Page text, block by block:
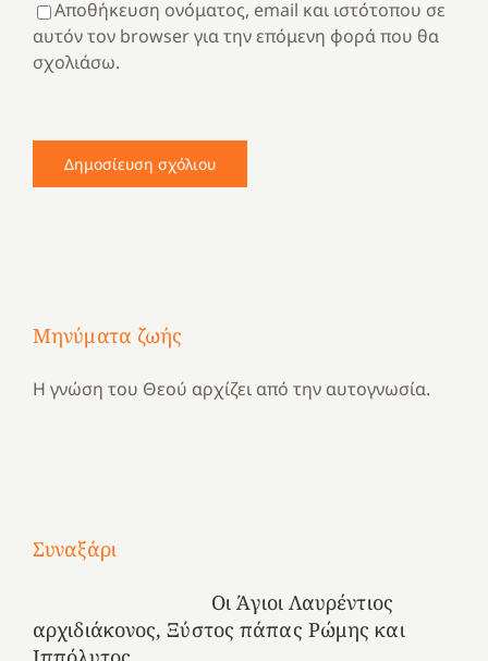
Αποθήκευση ονόματος, email και ιστότοπου σε
αυτόν τον browser για την επόμενη φορά που θα
σχολιάσω.
Μηνύματα ζωής
Η γνώση του Θεού αρχίζει από την αυτογνωσία.
Συναξάρι
Οι Άγιοι Λαυρέντιος
αρχιδιάκονος, Ξύστος πάπας Ρώμης και
αναμνήσεων…
τραγούδι
στο
από